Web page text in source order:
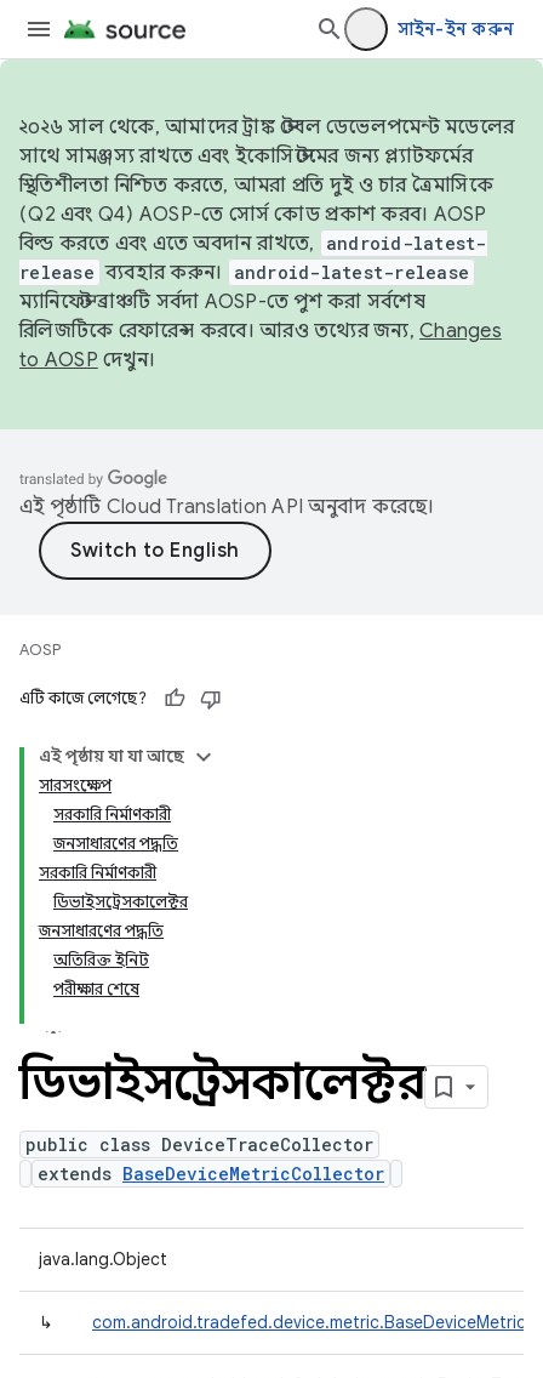
সাইন-ইন করুন
২০২৬ সাল থেকে, আমাদের ট্রাঙ্ক স্টেবল ডেভেলপমেন্ট মডেলের
সাথে সামঞ্জস্য রাখতে এবং ইকোসিস্টেমের জন্য প্ল্যাটফর্মের
স্থিতিশীলতা নিশ্চিত করতে, আমরা প্রতি দুই ও চার ত্রৈমাসিকে
(Q2 এবং Q4) AOSP-তে সোর্স কোড প্রকাশ করব। AOSP
বিল্ড করতে এবং এতে অবদান রাখতে,
android-latest-
release ব্যবহার করুন। android-latest-release
ম্যানিফেস্ট ব্রাঞ্চটি সর্বদা AOSP-তে পুশ করা সর্বশেষ
রিলিজটিকে রেফারেন্স করবে। আরও তথ্যের জন্য, Changes
to AOSP দেখুন।
এই পৃষ্ঠাটি Cloud Translation API অনুবাদ করেছে।
AOSP
এটি কাজে লেগেছে?
এই পৃষ্ঠায় যা যা আছে
সারসংক্ষেপ
সরকারি নির্মাণকারী
জনসাধারণের পদ্ধতি
সরকারি নির্মাণকারী
ডিভাইসট্রেসকালেক্টর
জনসাধারণের পদ্ধতি
অতিরিক্ত ইনিট
পরীক্ষার শেষে
ডিভাইসট্রেসকালেক্টর
public class DeviceTraceCollector
extends BaseDeviceMetricCollector
java.lang.Object
↳